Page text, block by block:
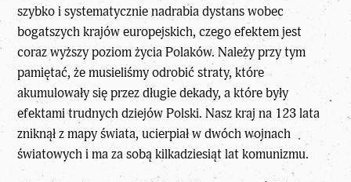
szybko i systematycznie nadrabia dystans wobec
bogatszych krajów europejskich, czego efektem jest
coraz wyższy poziom życia Polaków. Należy przy tym
pamiętać, że musieliśmy odrobić straty, które
akumulowały się przez długie dekady, a które były
efektami trudnych dziejów Polski. Nasz kraj na 123 lata
zniknął z mapy świata, ucierpiał w dwóch wojnach
światowych i ma za sobą kilkadziesiąt lat komunizmu.